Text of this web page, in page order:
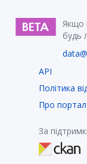
Якщо
будь
API
Політика
Про портал
За